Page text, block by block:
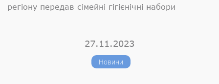
регіону передав сімейні гігієнічні набори
27.11.2023
Новини